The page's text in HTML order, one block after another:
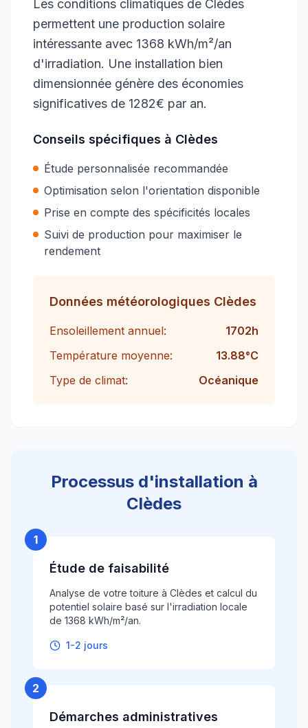
Les conditions climatiques de Clèdes
permettent une production solaire
intéressante avec 1368 kWh/m²/an
d'irradiation. Une installation bien
dimensionnée génère des économies
significatives de 1282€ par an.
Conseils spécifiques à Clèdes
Étude personnalisée recommandée
Optimisation selon l'orientation disponible
Prise en compte des spécificités locales
Suivi de production pour maximiser le
rendement
Données météorologiques Clèdes
Ensoleillement annuel: 1702h
Température moyenne:
13.88°C
Type de climat:
Océanique
Processus d'installation à
Clèdes
1
Étude de faisabilité
Analyse de votre toiture à Clèdes et calcul du
potentiel solaire basé sur l'irradiation locale
de 1368 kWh/m²/an.
1-2 jours
2
Démarches administratives